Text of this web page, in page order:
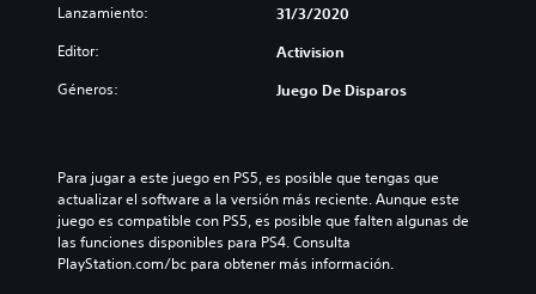
Lanzamiento: 31/3/2020
Editor: Activision
Géneros: Juego De Disparos
Para jugar a este juego en PS5, es posible que tengas que
actualizar el software a la versión más reciente. Aunque este
juego es compatible con PS5, es posible que falten algunas de
las funciones disponibles para PS4. Consulta
PlayStation.com/bc para obtener más información.